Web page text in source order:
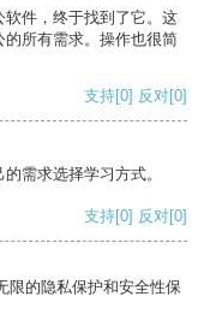
件，终于找到了它。这
所有需求。操作也很简
支持[0] 反对[0]
需求选择学习方式。
支持[0] 反对[0]
限的隐私保护和安全性保